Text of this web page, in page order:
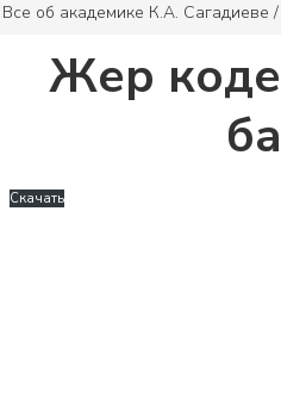
Все об академике К.А. Сагадиеве /
Жер
Скачать